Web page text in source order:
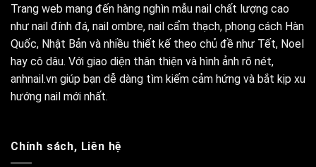
Trang web mang đến hàng nghìn mẫu nail chất lượng cao
như nail đính đá, nail ombre, nail cẩm thạch, phong cách Hàn
Quốc, Nhật Bản và nhiều thiết kế theo chủ đề như Tết, Noel
hay cô dâu. Với giao diện thân thiện và hình ảnh rõ nét,
anhnail.vn giúp bạn dễ dàng tìm kiếm cảm hứng và bắt kịp xu
hướng nail mới nhất.
Chính sách, Liên hệ